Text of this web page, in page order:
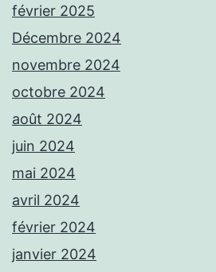
février 2025
Décembre 2024
novembre 2024
octobre 2024
août 2024
juin 2024
mai 2024
avril 2024
février 2024
janvier 2024